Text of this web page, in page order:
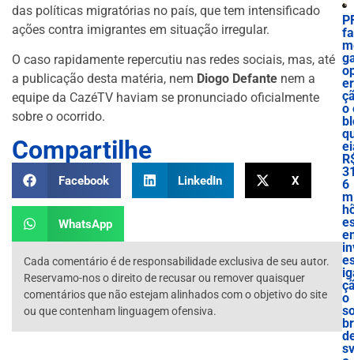
das políticas migratórias no país, que tem intensificado
ações contra imigrantes em situação irregular.
O caso rapidamente repercutiu nas redes sociais, mas, até
a publicação desta matéria, nem Diogo Defante nem a
equipe da CazéTV haviam se pronunciado oficialmente
sobre o ocorrido.
Compartilhe
Facebook LinkedIn X
WhatsApp
Cada comentário é de responsabilidade exclusiva de seu autor.
Reservamo-nos o direito de recusar ou remover quaisquer
comentários que não estejam alinhados com o objetivo do site
ou que contenham linguagem ofensiva.
o
6
o